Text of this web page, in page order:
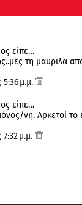
είπε…
τη μαυριλα
5:36 μ.μ.
είπε…
νη. Αρκετοί
7:32 μ.μ.